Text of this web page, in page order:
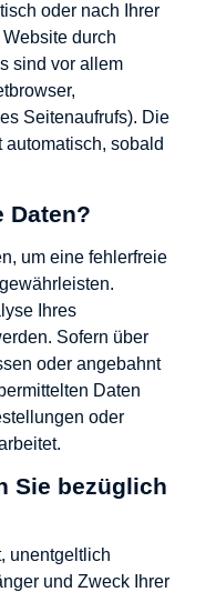
oder nach Ihrer
durch
sind vor allem
Seitenaufrufs). Die
automatisch, sobald
Daten?
um eine fehlerfreie
Ihres
Sofern über
oder angebahnt
Daten
oder
Sie bezüglich
unentgeltlich
und Zweck Ihrer